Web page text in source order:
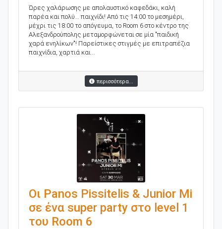
Ώρες χαλάρωσης με απολαυστικό καφεδάκι, καλή
παρέα και πολύ... παιχνίδι! Από τις 14:00 το μεσημέρι,
μέχρι τις 18:00 το απόγευμα, το Room 6 στο κέντρο της
Αλεξανδρούπολης μεταμορφώνεται σε μία "παιδική
χαρά ενηλίκων"! Παρείστικες στιγμές με επιτραπέζια
παιχνίδια, χαρτιά και...
περισσότερα...
Οι Panos Pissitelis & Junior Mi
σε ένα super party στο level 1
του Room 6